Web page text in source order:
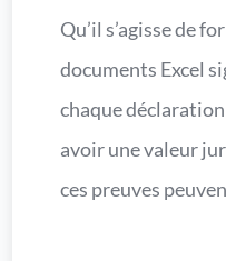
Qu’il s’agisse de
documents Excel
chaque
avoir une valeur
ces preuves